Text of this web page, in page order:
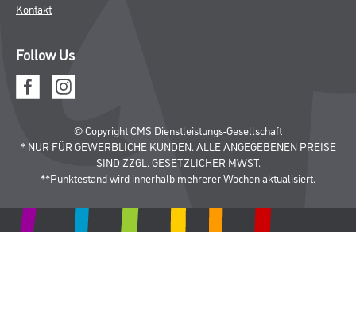
Kontakt
Follow Us
© Copyright CMS Dienstleistungs-Gesellschaft
* NUR FÜR GEWERBLICHE KUNDEN. ALLE ANGEGEBENEN PREISE
SIND ZZGL. GESETZLICHER MWST.
**Punktestand wird innerhalb mehrerer Wochen aktualisiert.